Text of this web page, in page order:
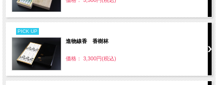
PICK UP
進物線香 香樹林
価格： 3,300円(税込)